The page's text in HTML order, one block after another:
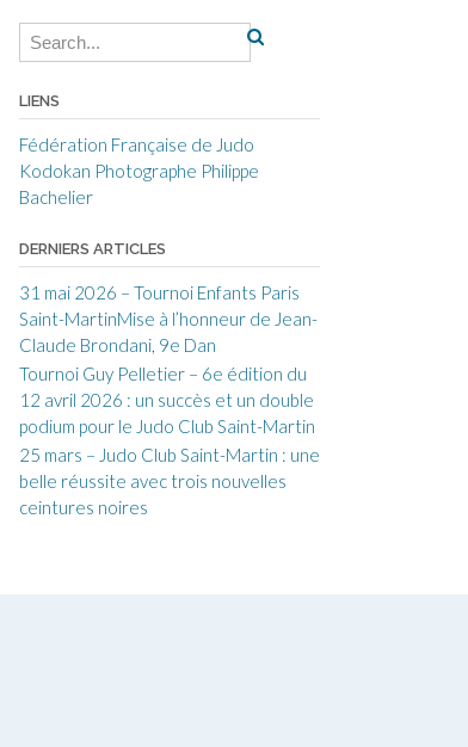
LIENS
Fédération Française de Judo
Kodokan Photographe Philippe
Bachelier
DERNIERS ARTICLES
31 mai 2026 – Tournoi Enfants Paris
Saint-MartinMise à l’honneur de Jean-
Claude Brondani, 9e Dan
Tournoi Guy Pelletier – 6e édition du
12 avril 2026 : un succès et un double
podium pour le Judo Club Saint-Martin
25 mars – Judo Club Saint-Martin : une
belle réussite avec trois nouvelles
ceintures noires